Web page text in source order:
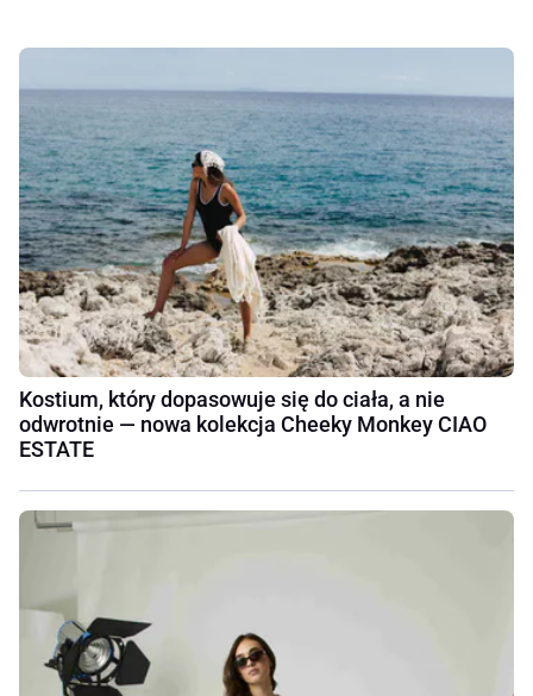
Kostium, który dopasowuje się do ciała, a nie
odwrotnie — nowa kolekcja Cheeky Monkey CIAO
ESTATE